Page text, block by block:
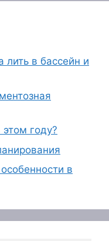
лить в бассейн и
году?
в